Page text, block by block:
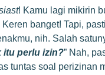
! Kamu lagi mikirin
banget! Tapi,
nih. Salah
itu perlu izin?” Nah,
tuntas soal perizinan